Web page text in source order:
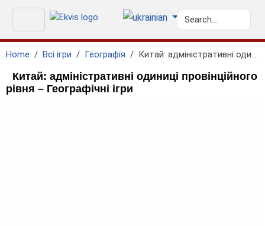
Home Всі ігри Географія Китай: адміністративні одиниці провінційного рівня
Китай: адміністративні одиниці провінційного
рівня – Географічні ігри